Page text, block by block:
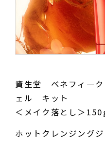
資生堂 ベネフィ―
ェル キット
＜メイク落とし＞
ホットクレンジング